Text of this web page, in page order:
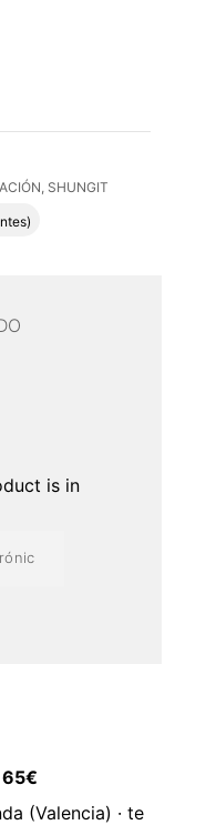
SHUNGIT
de 5 en base a
is in
65€
(Valencia) · te